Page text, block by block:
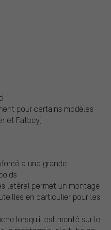
pour certains modèles
et Fatboy)
a une grande
latéral permet un montage
en particulier pour les
lorsqu'il est monté sur le